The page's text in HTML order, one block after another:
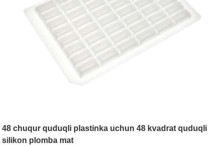
48 chuqur quduqli plastinka uchun 48 kvadrat quduqli
silikon plomba mat